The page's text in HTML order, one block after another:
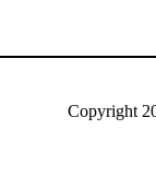
Copyright